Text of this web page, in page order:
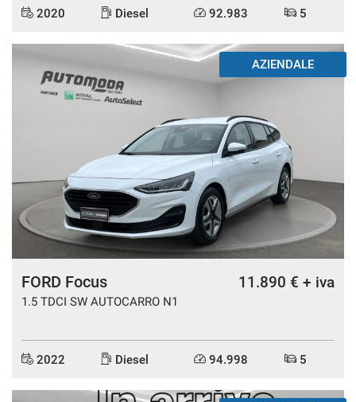
2020 Diesel 92.983 5
AZIENDALE
FORD Focus
1.5 TDCI SW AUTOCARRO N1
11.890 € + iva
2022 Diesel 94.998 5